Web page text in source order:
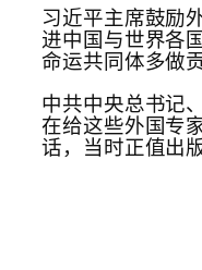
习近平主席鼓励
进中国与世界各
命运共同体多做贡
中共中央总书记
在给这些外国专
话，当时正值出